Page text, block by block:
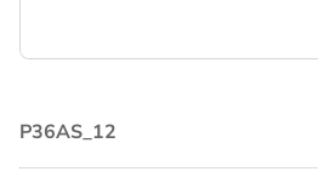
P36AS_12